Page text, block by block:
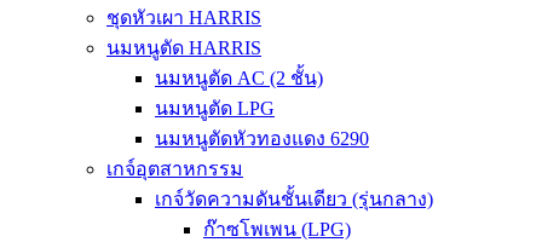
ชุดหัวเผา HARRIS
นมหนูตัด HARRIS
นมหนูตัด AC (2 ชั้น)
นมหนูตัด LPG
นมหนูตัดหัวทองแดง 6290
เกจ์อุตสาหกรรม
เกจ์วัดความดันชั้นเดียว (รุ่นกลาง)
ก๊าซโพเพน (LPG)